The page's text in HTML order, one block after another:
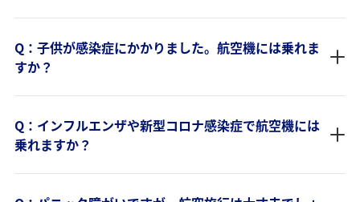
Q：子供が感染症にかかりました。航空機には乗れま
すか？
Q：インフルエンザや新型コロナ感染症で航空機には
乗れますか？